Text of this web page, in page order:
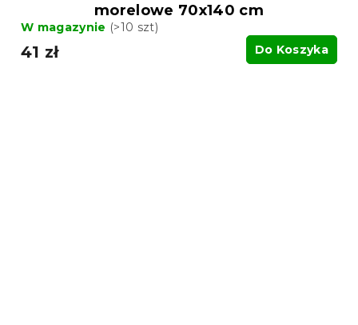
morelowe 70x140 cm
W magazynie (>10 szt)
41 zł Do Koszyka